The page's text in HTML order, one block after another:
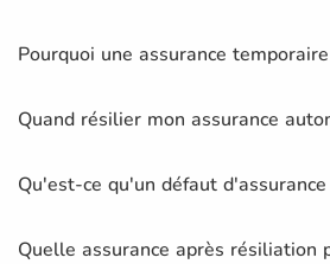
Pourquoi une assurance
Quand résilier mon assurance
Qu'est-ce qu'un défaut d'assurance
Quelle assurance après résiliation